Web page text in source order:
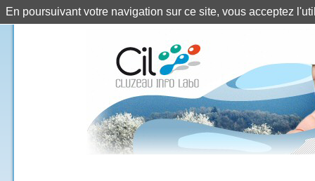
En poursuivant votre navigation sur ce site, vous acceptez